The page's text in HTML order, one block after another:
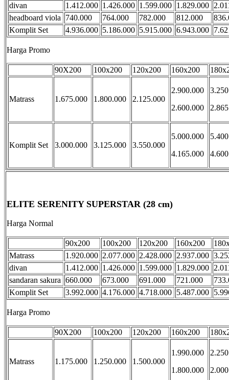
divan
1.412.000 1.426.000 1.599.000 1.829.000
headboard viola
740.000 764.000 782.000 812.000
Komplit Set
4.936.000 5.186.000 5.915.000 6.943.000
Harga Promo
90X200 100x200 120x200 160x200
Matrass 1.675.000 1.800.000 2.125.000
2.900.000
2.600.000
Komplit Set 3.000.000 3.125.000 3.550.000
5.000.000
4.165.000
ELITE SERENITY SUPERSTAR (28 cm)
Harga Normal
90x200 100x200 120x200 160x200
Matrass
1.920.000 2.077.000 2.428.000 2.937.000
divan
1.412.000 1.426.000 1.599.000 1.829.000
sandaran sakura 660.000 673.000 691.000 721.000
Komplit Set
3.992.000 4.176.000 4.718.000 5.487.000
Harga Promo
90X200 100x200 120x200 160x200
Matrass 1.175.000 1.250.000 1.500.000
1.990.000
1.800.000